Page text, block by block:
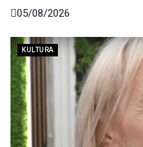
05/08/2026
KULTURA